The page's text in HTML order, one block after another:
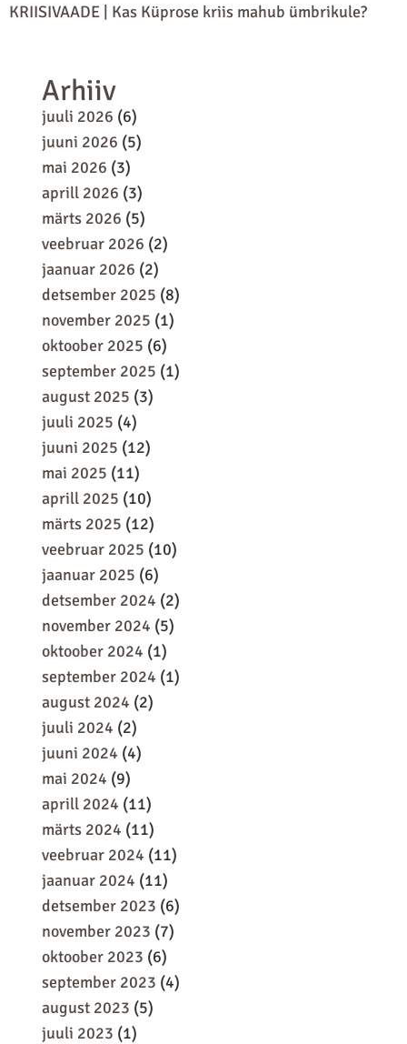
KRIISIVAADE | Kas Küprose kriis mahub ümbrikule?
Arhiiv
juuli 2026 (6)
juuni 2026 (5)
mai 2026 (3)
aprill 2026 (3)
märts 2026 (5)
veebruar 2026 (2)
jaanuar 2026 (2)
detsember 2025 (8)
november 2025 (1)
oktoober 2025 (6)
september 2025 (1)
august 2025 (3)
juuli 2025 (4)
juuni 2025 (12)
mai 2025 (11)
aprill 2025 (10)
märts 2025 (12)
veebruar 2025 (10)
jaanuar 2025 (6)
detsember 2024 (2)
november 2024 (5)
oktoober 2024 (1)
september 2024 (1)
august 2024 (2)
juuli 2024 (2)
juuni 2024 (4)
mai 2024 (9)
aprill 2024 (11)
märts 2024 (11)
veebruar 2024 (11)
jaanuar 2024 (11)
detsember 2023 (6)
november 2023 (7)
oktoober 2023 (6)
september 2023 (4)
august 2023 (5)
juuli 2023 (1)